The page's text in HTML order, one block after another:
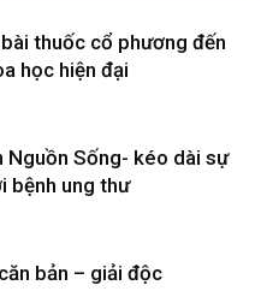
thuốc cổ phương đến
học hiện đại
Nguồn Sống- kéo dài sự
bệnh ung thư
bản – giải độc